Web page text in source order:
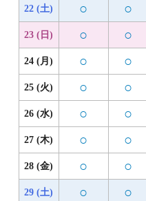
22 (土) ○ ○
23 (日) ○ ○
24 (月) ○ ○
25 (火) ○ ○
26 (水) ○ ○
27 (木) ○ ○
28 (金) ○ ○
29 (土) ○ ○